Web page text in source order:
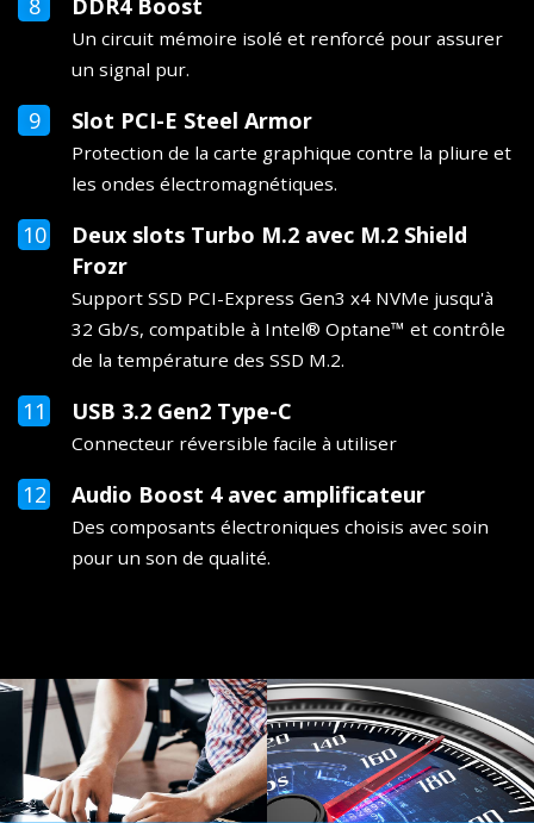
Un circuit mémoire isolé et renforcé pour assurer
un signal pur.
Slot PCI-E Steel Armor
Protection de la carte graphique contre la pliure et
les ondes électromagnétiques.
Deux slots Turbo M.2 avec M.2 Shield
Frozr
Support SSD PCI-Express Gen3 x4 NVMe jusqu'à
32 Gb/s, compatible à Intel® Optane™ et contrôle
de la température des SSD M.2.
USB 3.2 Gen2 Type-C
Connecteur réversible facile à utiliser
Audio Boost 4 avec amplificateur
Des composants électroniques choisis avec soin
pour un son de qualité.